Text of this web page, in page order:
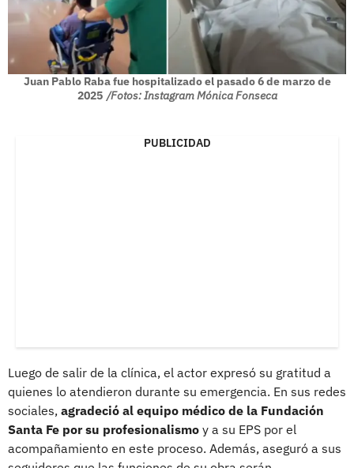
Juan Pablo Raba fue hospitalizado el pasado 6 de marzo de
2025 /Fotos: Instagram Mónica Fonseca
PUBLICIDAD
Luego de salir de la clínica, el actor expresó su gratitud a
quienes lo atendieron durante su emergencia. En sus redes
sociales, agradeció al equipo médico de la Fundación
Santa Fe por su profesionalismo y a su EPS por el
acompañamiento en este proceso. Además, aseguró a sus